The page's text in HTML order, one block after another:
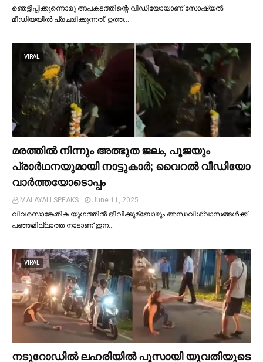
ഞെട്ടിപ്പിക്കുന്നൊരു അപകടത്തിന്റെ വീഡിയോയാണ് സോഷ്യല്‍
മീഡിയയില്‍ പ്രചരിക്കുന്നത്. ഉത്ത…
VIRAL
മരത്തില്‍ നിന്നും അത്ഭുത ജലം, പൂജയും
പ്രാര്‍ഥനയുമായി നാട്ടുകാര്‍; വൈറൽ വീഡിയോ
വാർത്തയോടൊപ്പം
MALAYALI SPEAKS
June 11, 2025
വിവരസാങ്കേതിക യുഗത്തില്‍ ജീവിക്കുമ്ബോഴും അന്ധവിശ്വാസങ്ങള്‍ക്ക്
പഞ്ഞമില്ലാത്ത നാടാണ് ഇന…
VIRAL
നടുറോഡില്‍ ലഹരിയില്‍ പൂസായി യുവതിയുടെ